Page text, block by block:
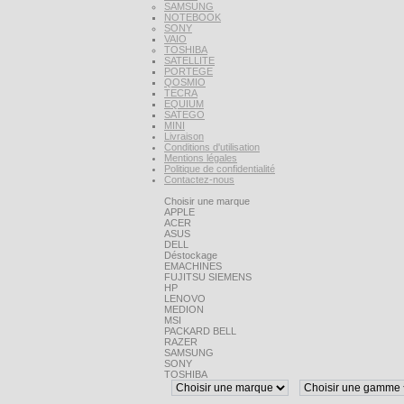
SAMSUNG
NOTEBOOK
SONY
VAIO
TOSHIBA
SATELLITE
PORTEGE
QOSMIO
TECRA
EQUIUM
SATEGO
MINI
Livraison
Conditions d'utilisation
Mentions légales
Politique de confidentialité
Contactez-nous
Choisir une marque
APPLE
ACER
ASUS
DELL
Déstockage
EMACHINES
FUJITSU SIEMENS
HP
LENOVO
MEDION
MSI
PACKARD BELL
RAZER
SAMSUNG
SONY
TOSHIBA